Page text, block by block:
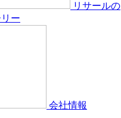
リサールの
ー
会社情報